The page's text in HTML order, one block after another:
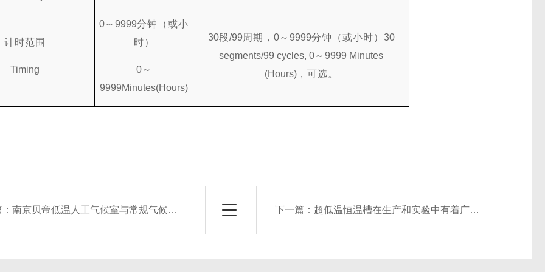
计时范围
Timing
0～9999分钟（或小
时）
0～
9999Minutes(Hours)
30段/99周期， 0～ 9999分钟（或小时） 30
segments/99 cycles, 0～9999 Minutes
(Hours)，可选。
：南京贝帝低温人工气候室与常规气候室的区别 下一篇： 超低温恒温槽在生产和实验中有着广泛的应用